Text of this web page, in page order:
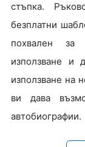
стъпка.
безплатни
похвален за
използване и
използване на
ви дава
автобиографии.